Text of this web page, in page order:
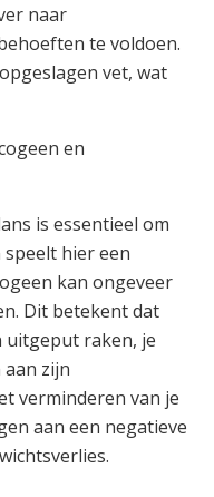
naar
te voldoen.
vet, wat
en
is essentieel om
speelt hier een
kan ongeveer
Dit betekent dat
uitgeput raken, je
zijn
verminderen van je
aan een negatieve